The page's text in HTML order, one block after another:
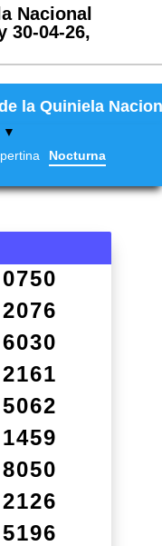
Nacional
30-04-26,
la Quiniela
▼
Nocturna
0750
2076
6030
2161
5062
1459
8050
2126
5196